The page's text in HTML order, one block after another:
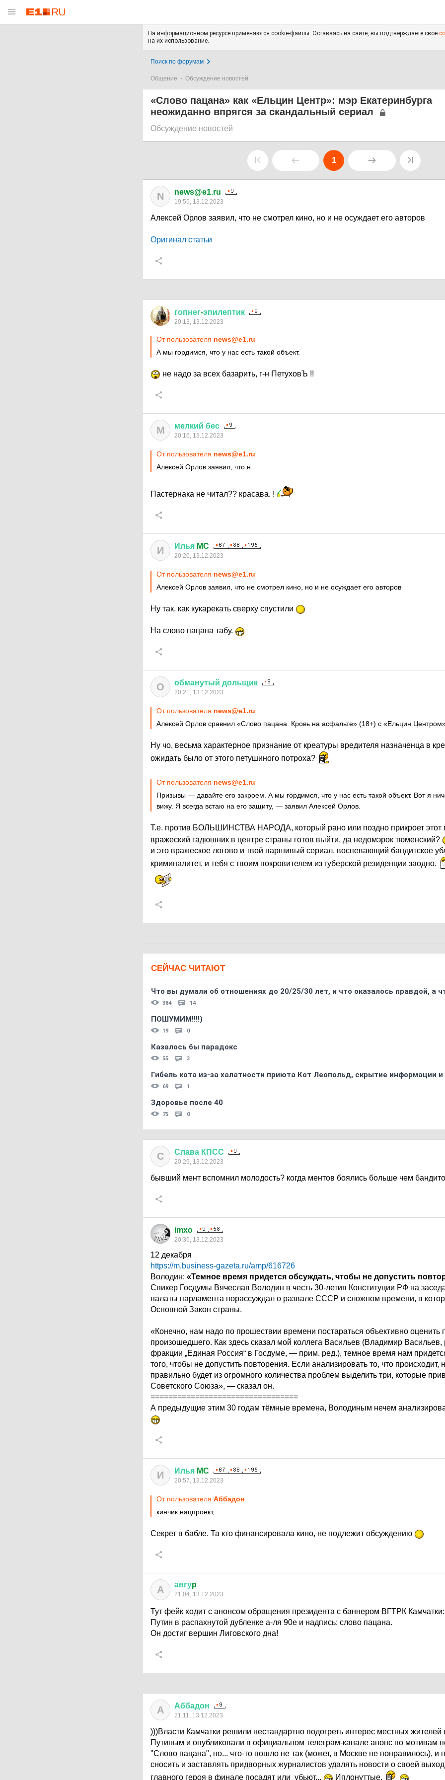
На информационном ресурсе применяются cookie-файлы. Оставаясь на сайте, вы подтверждаете свое
на их использование.
Поиск по форумам
Общение Обсуждение новостей
«Слово пацана» как «Ельцин Центр»: мэр Екатеринбурга
неожиданно впрягся за скандальный сериал
Обсуждение новостей
1
N news@e1.ru
19:55, 13.12.2023
Алексей Орлов заявил, что не смотрел кино, но и не осуждает его авторов
Оригинал статьи
гопнег-эпилептик
20:13, 13.12.2023
От пользователя news@e1.ru
А мы гордимся, что у нас есть такой объект.
не надо за всех базарить, г-н ПетуховЪ !!
М мелкий бес
20:16, 13.12.2023
От пользователя news@e1.ru
Алексей Орлов заявил, что н
Пастернака не читал?? красава. !
И Илья MC
20:20, 13.12.2023
От пользователя news@e1.ru
Алексей Орлов заявил, что не смотрел кино, но и не осуждает его авторов
Ну так, как кукарекать сверху спустили
На слово пацана табу.
О обманутый дольщик
20:21, 13.12.2023
От пользователя news@e1.ru
Алексей Орлов сравнил «Слово пацана. Кровь на асфальте» (18+) с «Ельцин
Ну чо, весьма характерное признание от креатуры вредителя назначенца в
ожидать было от этого петушиного потроха?
От пользователя news@e1.ru
Призывы — давайте его закроем. А мы гордимся, что у нас есть такой объект. Вот я
вижу. Я всегда встаю на его защиту, — заявил Алексей Орлов.
Т.е. против БОЛЬШИНСТВА НАРОДА, который рано или поздно прикроет этот
вражеский гадюшник в центре страны готов выйти, да недомэрок тюменский?
и это вражеское логово и твой паршивый сериал, воспевающий бандитское
криминалитет, и тебя с твоим покровителем из губерской резиденции заодно.
СЕЙЧАС ЧИТАЮТ
Что вы думали об отношениях до 20/25/30 лет, и что оказалось правдой, а
384 14
ПОШУМИМ!!!!)
19 0
Казалось бы парадокс
55 3
Гибель кота из-за халатности приюта Кот Леопольд, скрытиe информации
69 1
Здоровье после 40
75 0
С Слава КПСС
20:29, 13.12.2023
бывший мент вспомнил молодость? когда ментов боялись больше чем
imxo
20:36, 13.12.2023
12 декабря
https://m.business-gazeta.ru/amp/616726
Володин: «Темное время придется обсуждать, чтобы не допустить
Спикер Госдумы Вячеслав Володин в честь 30-летия Конституции РФ на
палаты парламента порассуждал о развале СССР и сложном времени, в
Основной Закон страны.
«Конечно, нам надо по прошествии времени постараться объективно оценить
произошедшего. Как здесь сказал мой коллега Васильев (Владимир Васильев,
фракции „Единая Россия“ в Госдуме, — прим. ред.), темное время нам
того, чтобы не допустить повторения. Если анализировать то, что происходит,
правильно будет из огромного количества проблем выделить три, которые
Советского Союза», — сказал он.
=================================
А предыдущие этим 30 годам тёмные времена, Володиным нечем
И Илья MC
20:57, 13.12.2023
От пользователя Аббадон
кинчик нацпроект,
Секрет в бабле. Та кто финансировала кино, не подлежит обсуждению
А авгуp
21:04, 13.12.2023
Тут фейк ходит с анонсом обращения президента с баннером ВГТРК Камчатки:
Путин в распахнутой дубленке а-ля 90е и надпись: слово пацана.
Он достиг вершин Лиговского дна!
А Аббадон
21:11, 13.12.2023
)))Власти Камчатки решили нестандартно подогреть интерес местных жителей
Путиным и опубликовали в официальном телеграм-канале анонс по мотивам
"Слово пацана", но... что-то пошло не так (может, в Москве не понравилось), и
сносить и заставлять придворных журналистов удалять новости о своей
главного героя в финале посадят или убьют...
Иплонуттые.